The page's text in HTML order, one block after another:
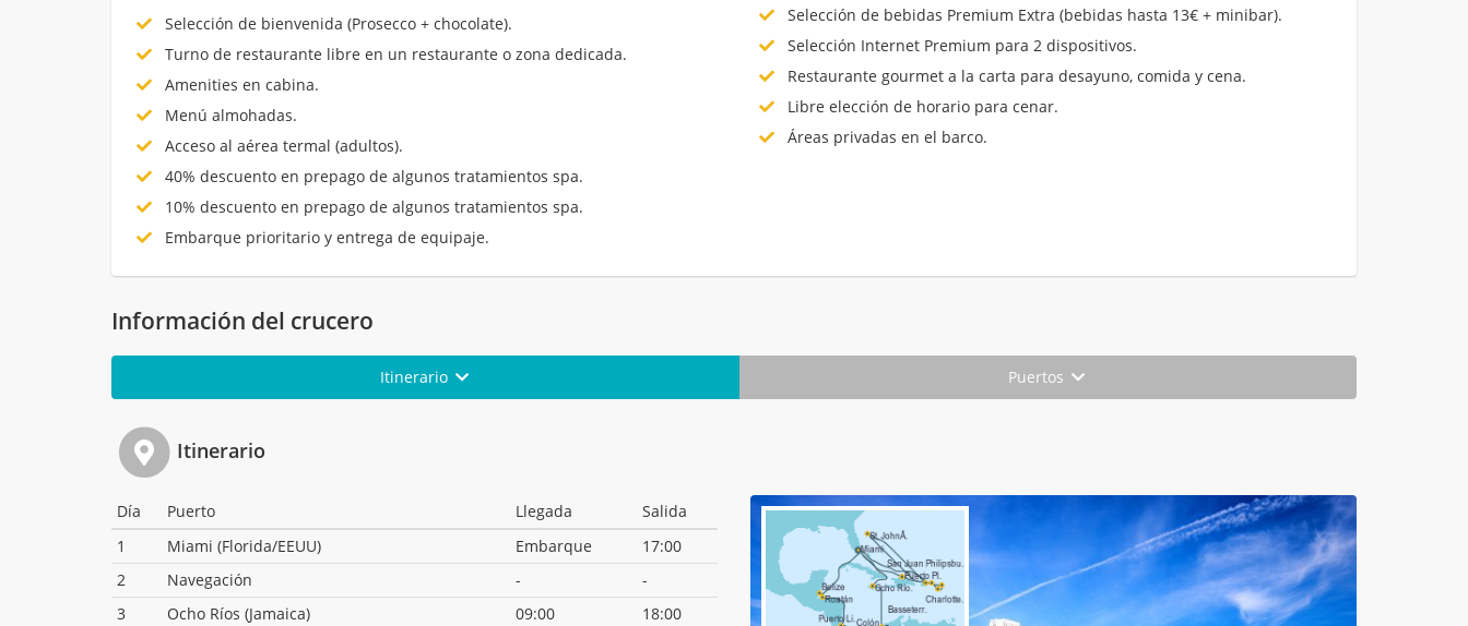
Selección de bienvenida (Prosecco + chocolate).
Turno de restaurante libre en un restaurante o zona dedicada.
Amenities en cabina.
Menú almohadas.
Acceso al aérea termal (adultos).
40% descuento en prepago de algunos tratamientos spa.
10% descuento en prepago de algunos tratamientos spa.
Embarque prioritario y entrega de equipaje.
Selección de bebidas Premium Extra (bebidas hasta 13€ + minibar).
Selección Internet Premium para 2 dispositivos.
Restaurante gourmet a la carta para desayuno, comida y cena.
Libre elección de horario para cenar.
Áreas privadas en el barco.
Información del crucero
Itinerario Puertos
Itinerario
Día Puerto Llegada
Salida
1
Miami (Florida/EEUU) Embarque
17:00
2
Navegación -
-
3
Ocho Ríos (Jamaica) 09:00
18:00